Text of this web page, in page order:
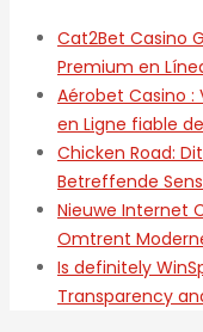
Cat2Bet Casino
Premium en
Aérobet Casino
en Ligne fiable
Chicken Road:
Betreffende
Nieuwe Internet
Omtrent
Is definitely
Transparency